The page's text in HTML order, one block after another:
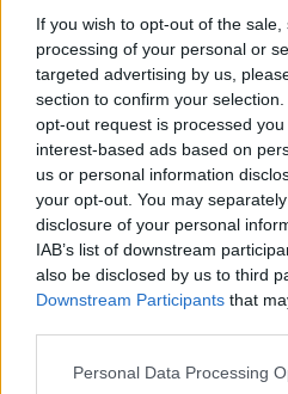
If you wish to opt-out of the
processing of your personal or
targeted advertising by us,
section to confirm your
opt-out request is processed
interest-based ads based on
us or personal information
your opt-out. You may
disclosure of your personal
IAB’s list of downstream
also be disclosed by us to third
Downstream Participants that
Please note that this website/
Personal Data Processing
Σε αυτό το πλαίσιο
επενδύσεις που έχει ήδη
επωάζει αυτή την
οποίες εκτιμάται ότι θα
στο επόμενο διάστημα.
Επενδύσεις με
πρόσημο
Στις πιο πρόσφατες
εταιρεία που πρωτοπορεί